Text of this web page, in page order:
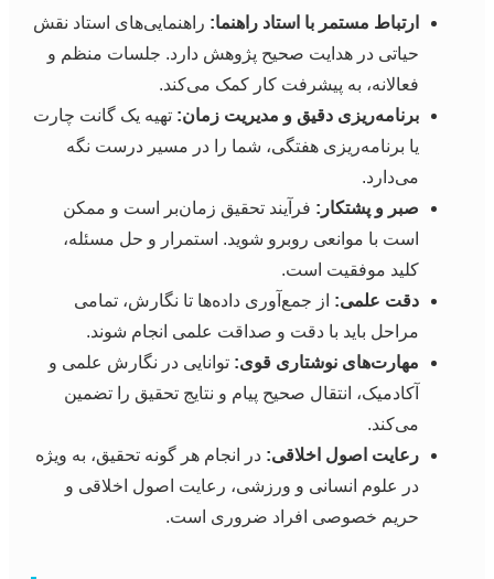
ارتباط مستمر با استاد راهنما: راهنمایی‌های استاد نقش
حیاتی در هدایت صحیح پژوهش دارد. جلسات منظم و
فعالانه، به پیشرفت کار کمک می‌کند.
برنامه‌ریزی دقیق و مدیریت زمان: تهیه یک گانت چارت
یا برنامه‌ریزی هفتگی، شما را در مسیر درست نگه
می‌دارد.
صبر و پشتکار: فرآیند تحقیق زمان‌بر است و ممکن
است با موانعی روبرو شوید. استمرار و حل مسئله،
کلید موفقیت است.
دقت علمی: از جمع‌آوری داده‌ها تا نگارش، تمامی
مراحل باید با دقت و صداقت علمی انجام شوند.
مهارت‌های نوشتاری قوی: توانایی در نگارش علمی و
آکادمیک، انتقال صحیح پیام و نتایج تحقیق را تضمین
می‌کند.
رعایت اصول اخلاقی: در انجام هر گونه تحقیق، به ویژه
در علوم انسانی و ورزشی، رعایت اصول اخلاقی و
حریم خصوصی افراد ضروری است.